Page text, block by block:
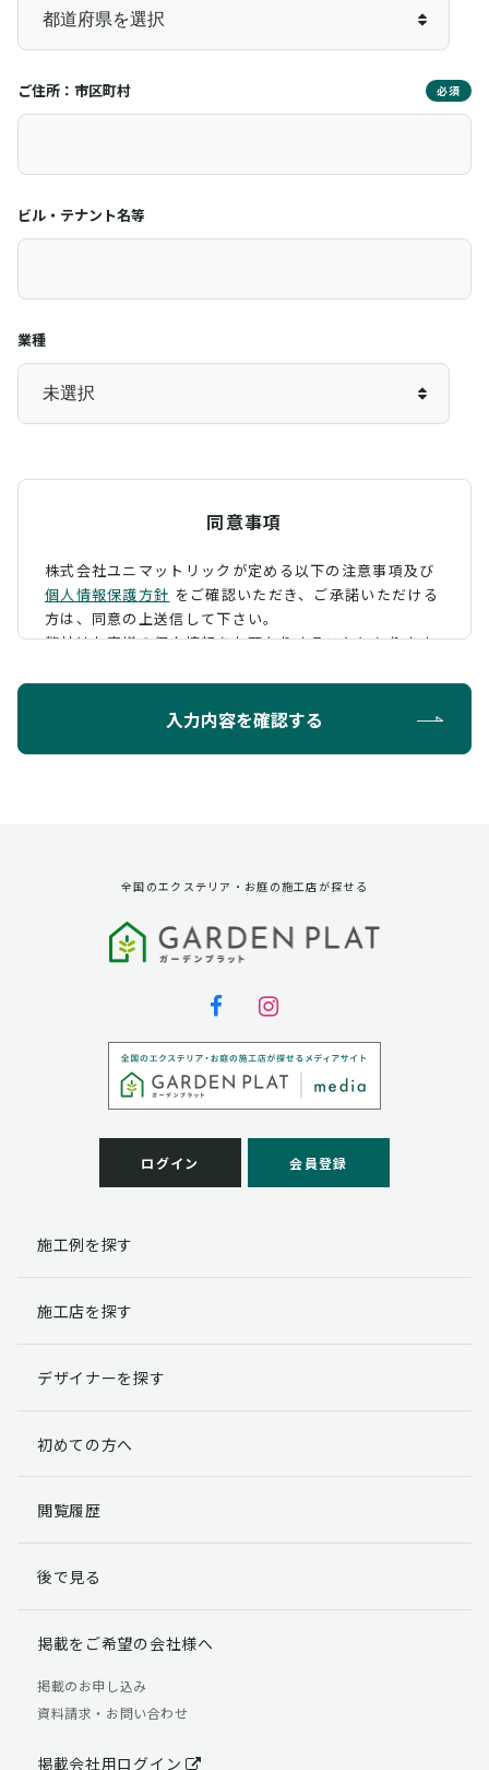
ご住所：市区町村 必須
ビル・テナント名等
業種
同意事項
株式会社ユニマットリックが定める以下の注意事項及び
個人情報保護方針 をご確認いただき、 ご承諾いただける
方は、同意の上送信して下さい。
弊社はお客様の個人情報をお預かりすることになります
ように定め、保護に努めております。
第三者への提供
弊社は法律で定められている場合を除いて、お客様の個
個人情報の取扱い業務の委託
弊社は事業運営上、お客様により良いサービスを提供す
るために業務の一部を外部に委託しており、業務委託先
客様には、貴殿の個人情報の利用目的の通知、開示、訂
理・機密保持などによりお客様の個人情報の漏洩防止に
個人情報提出の任意性
す。
らかじめご了承ください。
個人情報の開示請求について
る権利があります。
「個人情報の取り扱いについて」
【お問合せ先】 個人情報問合せ窓口
TEL：03-5411-7891（平日9:00 ～ 18:00）
入力内容を確認する
全国のエクステリア・お庭の施工店が探せる
ログイン 会員登録
施工例を探す
施工店を探す
デザイナーを探す
初めての方へ
閲覧履歴
後で見る
掲載をご希望の会社様へ
掲載のお申し込み
資料請求・お問い合わせ
掲載会社用ログイン